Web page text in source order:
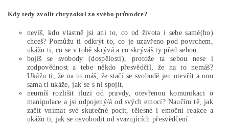
Kdy tedy zvolit chryzokol za svého průvodce?
nevíš, kdo vlastně jsi ani to, co od života i sebe samé(ho)
chceš? Pomůžu ti odkrýt to, co je uzavřeno pod povrchem,
ukážu ti, co se v tobě skrývá a co skrýváš ty před sebou.
bojíš se svobody (dospělosti), protože ta sebou nese i
zodpovědnost a tebe někdo přesvědčil, že na to nemáš?
Ukážu ti, že na to máš, že stačí se svobodě jen otevřít a ono
sama ti ukáže, jak se s ní spojit.
neumíš rozlišit iluzi od pravdy, otevřenou komunikaci o
manipulace a jsi odpojený/á od svých emocí? Naučím tě, jak
začít vnímat své skutečné pocit, tělesné i emoční reakce a
ukážu ti, jak se osvobodit od svazujících přesvědčení.